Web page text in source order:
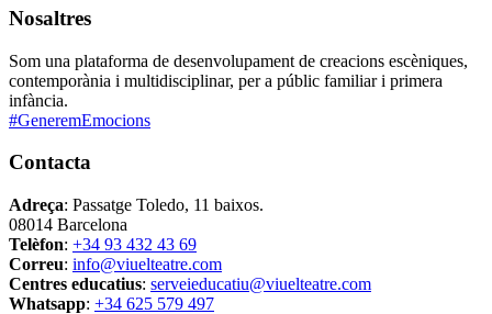
Nosaltres
Som una plataforma de desenvolupament de creacions escèniques,
contemporània i multidisciplinar, per a públic familiar i primera
infància.
#GeneremEmocions
Contacta
Adreça: Passatge Toledo, 11 baixos.
08014 Barcelona
Telèfon: +34 93 432 43 69
Correu: info@viuelteatre.com
Centres educatius: serveieducatiu@viuelteatre.com
Whatsapp: +34 625 579 497